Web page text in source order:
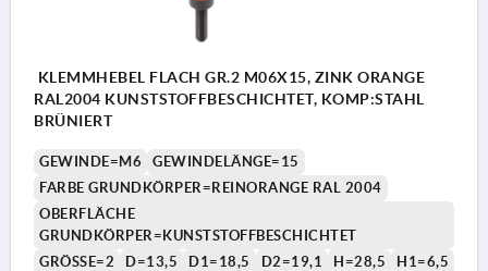
KLEMMHEBEL FLACH GR.2 M06X15, ZINK ORANGE
RAL2004 KUNSTSTOFFBESCHICHTET, KOMP:STAHL
BRÜNIERT
GEWINDE=M6
GEWINDELÄNGE=15
FARBE GRUNDKÖRPER=REINORANGE RAL 2004
OBERFLÄCHE
GRUNDKÖRPER=KUNSTSTOFFBESCHICHTET
GRÖSSE=2
D=13,5 D1=18,5 D2=19,1 H=28,5
H1=6,5